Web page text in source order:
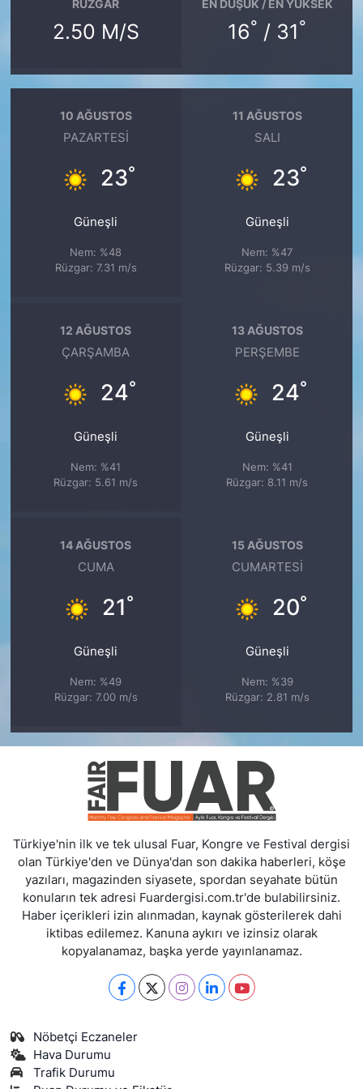
RÜZGAR
2.50 M/S
EN DÜŞÜK / EN YÜKSEK
16° / 31°
10 AĞUSTOS
PAZARTESI
23°
Güneşli
Nem: %48
Rüzgar: 7.31 m/s
11 AĞUSTOS
SALI
23°
Güneşli
Nem: %47
Rüzgar: 5.39 m/s
12 AĞUSTOS
ÇARŞAMBA
24°
Güneşli
Nem: %41
Rüzgar: 5.61 m/s
13 AĞUSTOS
PERŞEMBE
24°
Güneşli
Nem: %41
Rüzgar: 8.11 m/s
14 AĞUSTOS
CUMA
21°
Güneşli
Nem: %49
Rüzgar: 7.00 m/s
15 AĞUSTOS
CUMARTESI
20°
Güneşli
Nem: %39
Rüzgar: 2.81 m/s
Türkiye'nin ilk ve tek ulusal Fuar, Kongre ve Festival dergisi
olan Türkiye'den ve Dünya'dan son dakika haberleri, köşe
yazıları, magazinden siyasete, spordan seyahate bütün
konuların tek adresi Fuardergisi.com.tr'de bulabilirsiniz.
Haber içerikleri izin alınmadan, kaynak gösterilerek dahi
iktibas edilemez. Kanuna aykırı ve izinsiz olarak
kopyalanamaz, başka yerde yayınlanamaz.
Nöbetçi Eczaneler
Hava Durumu
Trafik Durumu